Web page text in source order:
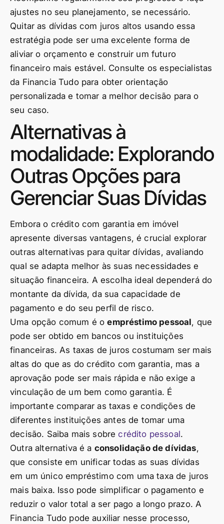
ajustes no seu planejamento, se necessário.
Quitar as dívidas com juros altos usando essa
estratégia pode ser uma excelente forma de
aliviar o orçamento e construir um futuro
financeiro mais estável. Consulte os especialistas
da Financia Tudo para obter orientação
personalizada e tomar a melhor decisão para o
seu caso.
Alternativas à
modalidade: Explorando
Outras Opções para
Gerenciar Suas Dívidas
Embora o crédito com garantia em imóvel
apresente diversas vantagens, é crucial explorar
outras alternativas para quitar dívidas, avaliando
qual se adapta melhor às suas necessidades e
situação financeira. A escolha ideal dependerá do
montante da dívida, da sua capacidade de
pagamento e do seu perfil de risco.
Uma opção comum é oempréstimo pessoal, que
pode ser obtido em bancos ou instituições
financeiras. As taxas de juros costumam ser mais
altas do que as do crédito com garantia, mas a
aprovação pode ser mais rápida e não exige a
vinculação de um bem como garantia. É
importante comparar as taxas e condições de
diferentes instituições antes de tomar uma
decisão. Saiba mais sobrecrédito pessoal.
Outra alternativa é a consolidação de dívidas,
que consiste em unificar todas as suas dívidas
em um único empréstimo com uma taxa de juros
mais baixa. Isso pode simplificar o pagamento e
reduzir o valor total a ser pago a longo prazo. A
Financia Tudo pode auxiliar nesse processo,